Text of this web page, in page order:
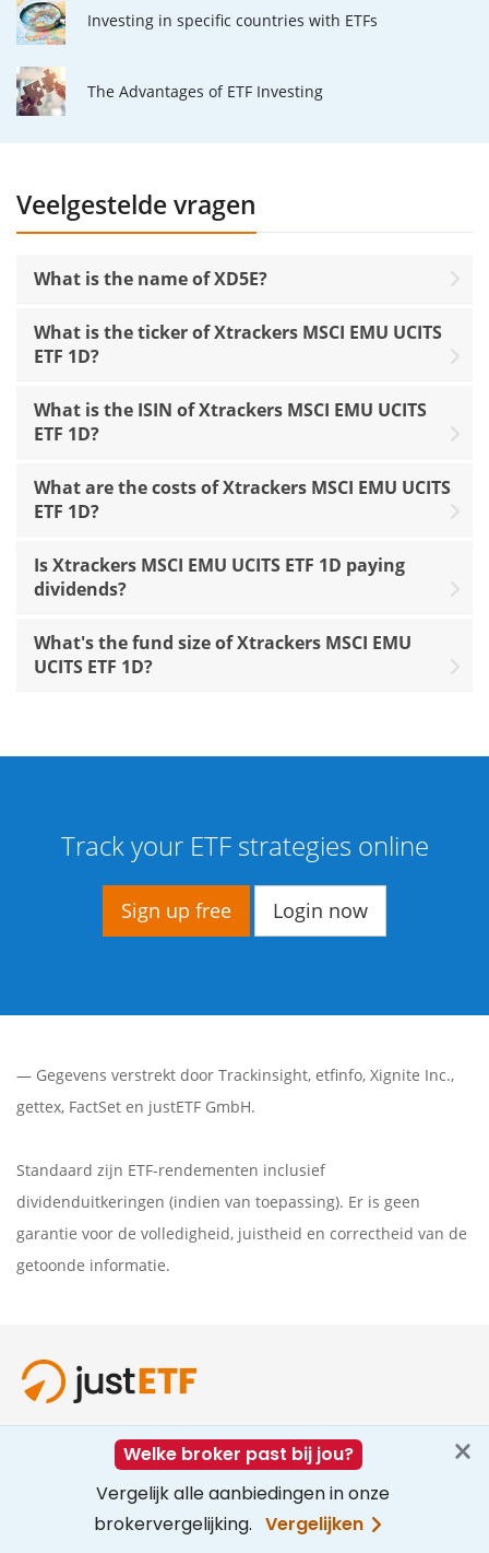
Investing in specific countries with ETFs
The Advantages of ETF Investing
Veelgestelde vragen
What is the name of XD5E?
What is the ticker of Xtrackers MSCI EMU UCITS
ETF 1D?
What is the ISIN of Xtrackers MSCI EMU UCITS
ETF 1D?
What are the costs of Xtrackers MSCI EMU UCITS
ETF 1D?
Is Xtrackers MSCI EMU UCITS ETF 1D paying
dividends?
What's the fund size of Xtrackers MSCI EMU
UCITS ETF 1D?
Track your ETF strategies online
Sign up free Login now
— Gegevens verstrekt door Trackinsight, etfinfo, Xignite Inc.,
gettex, FactSet en justETF GmbH.
Standaard zijn ETF-rendementen inclusief
dividenduitkeringen (indien van toepassing). Er is geen
garantie voor de volledigheid, juistheid en correctheid van de
getoonde informatie.